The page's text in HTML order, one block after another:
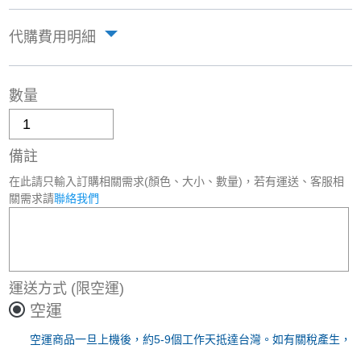
代購費用明細
數量
備註
在此請只輸入訂購相關需求(顏色、大小、數量)，若有運送、客服相
關需求請聯絡我們
運送方式 (限空運)
空運
空運商品一旦上機後，約5-9個工作天抵達台灣。如有關稅產生，